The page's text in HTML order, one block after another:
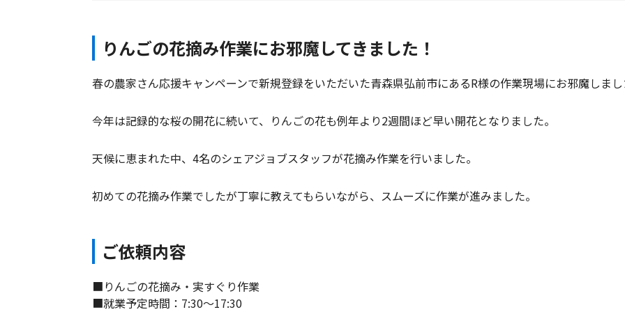
りんごの花摘み作業にお邪魔してきました！
春の農家さん応援キャンペーンで新規登録をいただいた青森県弘前市にあるR様の作業現場にお邪魔しま
今年は記録的な桜の開花に続いて、りんごの花も例年より2週間ほど早い開花となりました。
天候に恵まれた中、4名のシェアジョブスタッフが花摘み作業を行いました。
初めての花摘み作業でしたが丁寧に教えてもらいながら、スムーズに作業が進みました。
ご依頼内容
■りんごの花摘み・実すぐり作業
■就業予定時間：7:30～17:30